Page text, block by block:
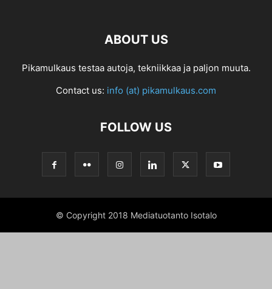
ABOUT US
Pikamulkaus testaa autoja, tekniikkaa ja paljon muuta.
Contact us: info (at) pikamulkaus.com
FOLLOW US
© Copyright 2018 Mediatuotanto Isotalo